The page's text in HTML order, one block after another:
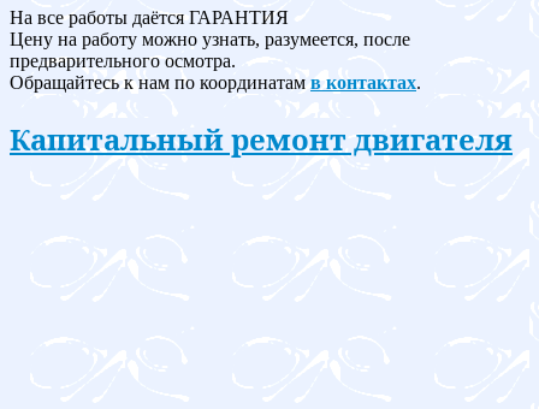
На все работы даётся ГАРАНТИЯ
Цену на работу можно узнать, разумеется, после
предварительного осмотра.
Обращайтесь к нам по координатам в контактах.
Капитальный ремонт двигателя